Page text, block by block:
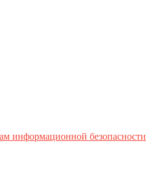
информационной